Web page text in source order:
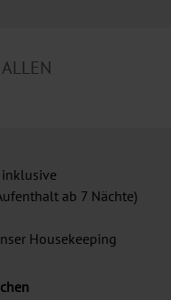
ab 7 Nächte)
Housekeeping